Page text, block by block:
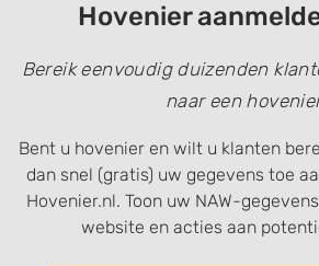
Hovenier
Bereik eenvoudig duizenden
naar een
Bent u hovenier en wilt u klanten
dan snel (gratis) uw gegevens toe
Hovenier.nl. Toon uw NAW-
website en acties aan